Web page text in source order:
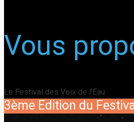
Vous
Le Festival des Voix de l’Eau
3ème Edition du